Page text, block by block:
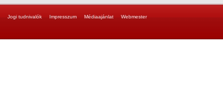
Jogi tudnivalók Impresszum Médiaajánlat Webmester